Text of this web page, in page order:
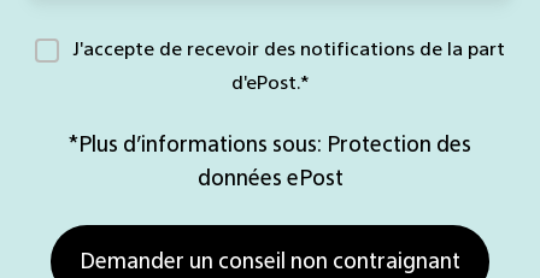
J'accepte de recevoir des notifications de la part
d'ePost.*
*Plus d’informations sous: Protection des
données ePost